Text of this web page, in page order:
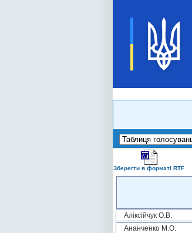
Зберегти в форматі RTF
Аліксійчук О.В.
Ананченко М.О.